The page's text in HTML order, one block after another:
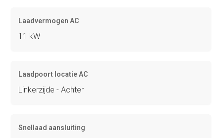
Laadvermogen AC
11 kW
Laadpoort locatie AC
Linkerzijde - Achter
Snellaad aansluiting